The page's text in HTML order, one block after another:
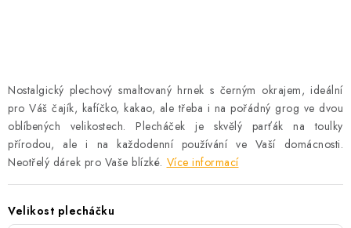
Kontakty
Nostalgický plechový smaltovaný hrnek s černým okrajem, ideální
pro Váš čajík, kafíčko, kakao, ale třeba i na pořádný grog ve dvou
oblíbených velikostech. Plecháček je skvělý parťák na toulky
přírodou, ale i na každodenní používání ve Vaší domácnosti.
Neotřelý dárek pro Vaše blízké. Více informací
Velikost plecháčku